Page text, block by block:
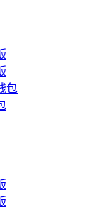
包